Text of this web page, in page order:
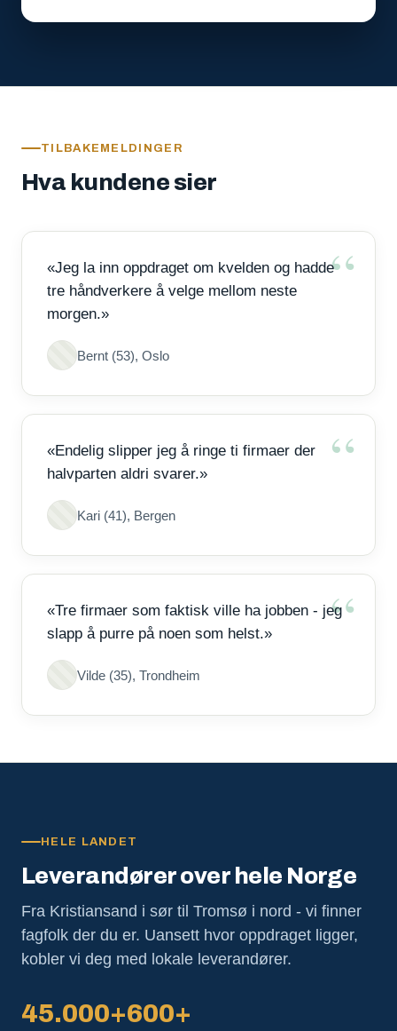
TILBAKEMELDINGER
Hva kundene sier
«Jeg la inn oppdraget om kvelden og hadde
tre håndverkere å velge mellom neste
morgen.»
Bernt (53), Oslo
«Endelig slipper jeg å ringe ti firmaer der
halvparten aldri svarer.»
Kari (41), Bergen
«Tre firmaer som faktisk ville ha jobben - jeg
slapp å purre på noen som helst.»
Vilde (35), Trondheim
HELE LANDET
Leverandører over hele Norge
Fra Kristiansand i sør til Tromsø i nord - vi finner
fagfolk der du er. Uansett hvor oppdraget ligger,
kobler vi deg med lokale leverandører.
45.000+600+